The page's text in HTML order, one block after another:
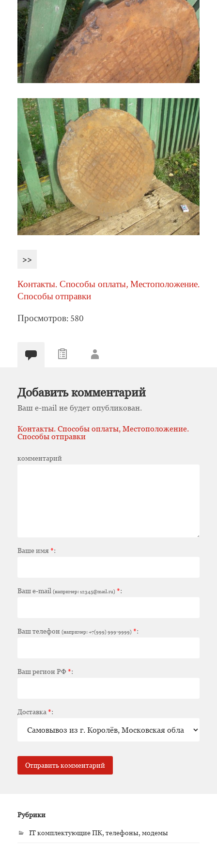
>>
Контакты. Способы оплаты, Местоположение.
Способы отправки
Просмотров: 580
Добавить комментарий
Ваш e-mail не будет опубликован.
Контакты. Способы оплаты, Местоположение.
Способы отправки
комментарий
Ваше имя*:
Ваш e-mail (например: 12345@mail.ru) *:
Ваш телефон (например: +7(999) 999-9999) *:
Ваш регион РФ*:
Доставка *:
Рубрики
IT комплектующие ПК, телефоны, модемы